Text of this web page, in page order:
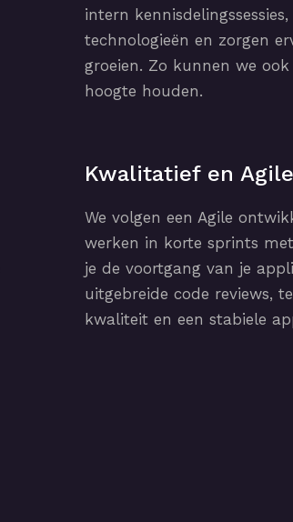
intern
technologieën en zorgen
groeien. Zo kunnen we
hoogte houden.
Kwalitatief en Agile
We volgen een Agile
werken in korte sprints
je de voortgang van je
uitgebreide code reviews,
kwaliteit en een stabiele